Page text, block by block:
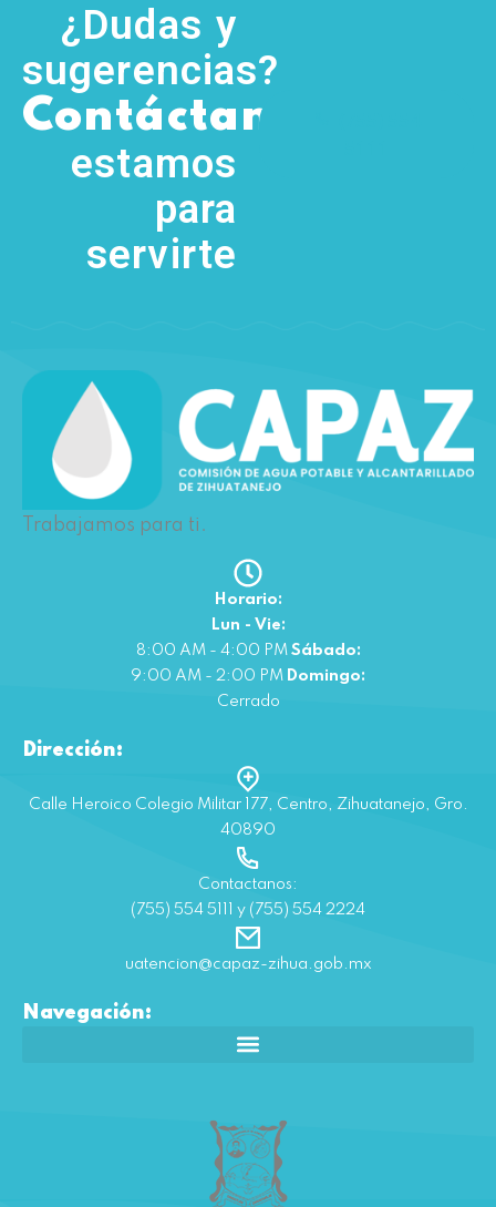
¿Dudas y
sugerencias?
Contáctanos
estamos
para
servirte
Trabajamos para ti.
Horario:
Lun - Vie:
8:00 AM - 4:00 PM Sábado:
9:00 AM - 2:00 PM Domingo:
Cerrado
Dirección:
Calle Heroico Colegio Militar 177, Centro, Zihuatanejo, Gro.
40890
Contactanos:
(755) 554 5111 y (755) 554 2224
uatencion@capaz-zihua.gob.mx
Navegación: